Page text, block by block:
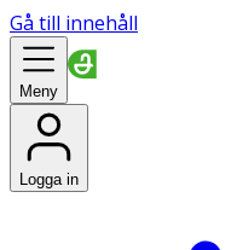
Gå till innehåll
Meny
Logga in